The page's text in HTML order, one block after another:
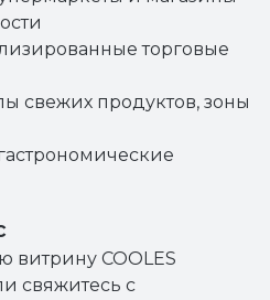
торговые
свежих продуктов, зоны
витрину COOLES
свяжитесь с